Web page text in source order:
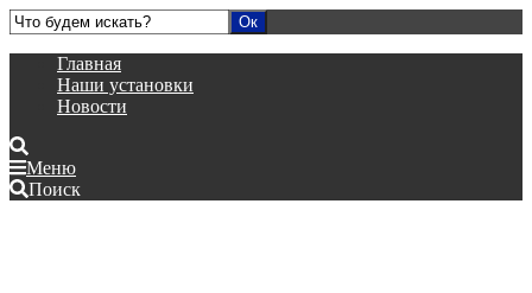
Главная
Наши установки
Новости
Меню
Поиск